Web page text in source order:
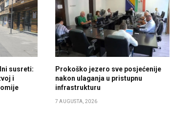
susreti:
i
Prokoško jezero sve posjećenije
nakon ulaganja u pristupnu
infrastrukturu
7 AUGUSTA, 2026